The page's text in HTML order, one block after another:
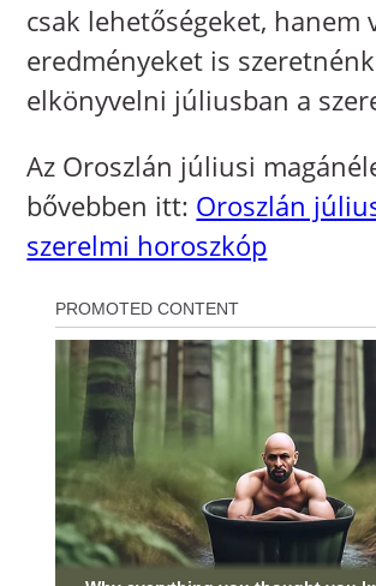
csak lehetőségeket, hanem
eredményeket is szeretnénk
elkönyvelni júliusban a
Az Oroszlán júliusi
bővebben itt: Oroszlán
szerelmi horoszkóp